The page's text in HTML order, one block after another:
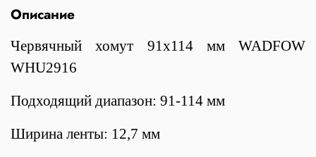
Описание
Червячный хомут 91х114 мм WADFOW
WHU2916
Подходящий диапазон: 91-114 мм
Ширина ленты: 12,7 мм